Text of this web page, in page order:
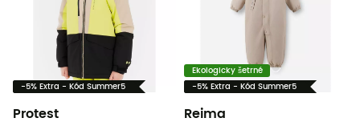
-5% Extra - Kód Summer5
Protest
Ekologicky šetrné
-5% Extra - Kód Summer5
Reima